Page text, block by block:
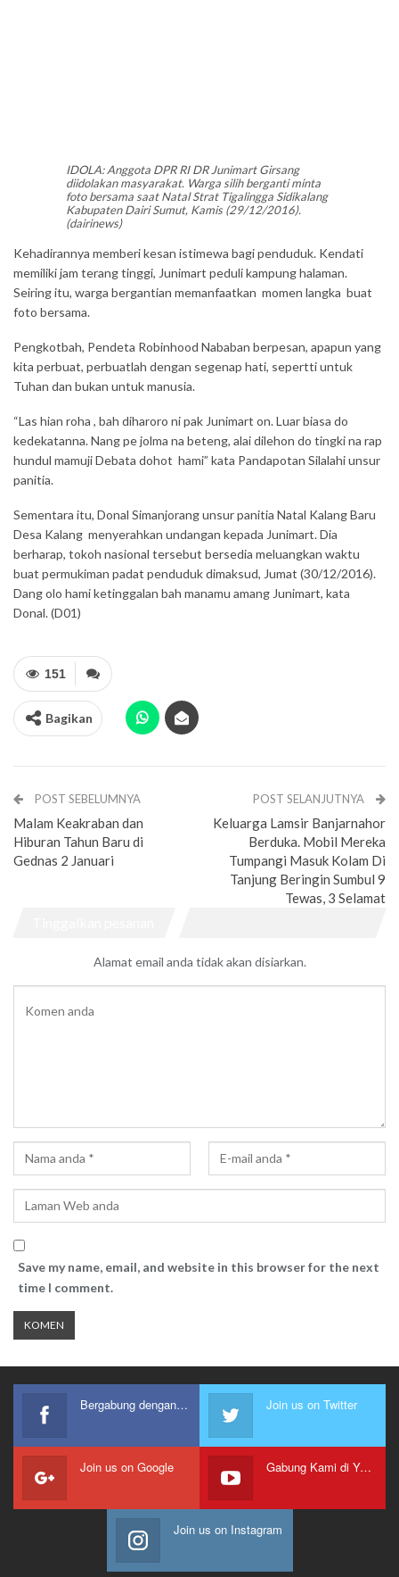
IDOLA: Anggota DPR RI DR Junimart Girsang
diidolakan masyarakat. Warga silih berganti minta
foto bersama saat Natal Strat Tigalingga Sidikalang
Kabupaten Dairi Sumut, Kamis (29/12/2016).
(dairinews)
Kehadirannya memberi kesan istimewa bagi penduduk. Kendati
memiliki jam terang tinggi, Junimart peduli kampung halaman.
Seiring itu, warga bergantian memanfaatkan momen langka buat
foto bersama.
Pengkotbah, Pendeta Robinhood Nababan berpesan, apapun yang
kita perbuat, perbuatlah dengan segenap hati, sepertti untuk
Tuhan dan bukan untuk manusia.
“Las hian roha , bah diharoro ni pak Junimart on. Luar biasa do
kedekatanna. Nang pe jolma na beteng, alai dilehon do tingki na rap
hundul mamuji Debata dohot hami” kata Pandapotan Silalahi unsur
panitia.
Sementara itu, Donal Simanjorang unsur panitia Natal Kalang Baru
Desa Kalang menyerahkan undangan kepada Junimart. Dia
berharap, tokoh nasional tersebut bersedia meluangkan waktu
buat permukiman padat penduduk dimaksud, Jumat (30/12/2016).
Dang olo hami ketinggalan bah manamu amang Junimart, kata
Donal. (D01)
151
Bagikan
POST SEBELUMNYA
Malam Keakraban dan
Hiburan Tahun Baru di
Gednas 2 Januari
POST SELANJUTNYA
Keluarga Lamsir Banjarnahor
Berduka. Mobil Mereka
Tumpangi Masuk Kolam Di
Tanjung Beringin Sumbul 9
Tewas, 3 Selamat
Alamat email anda tidak akan disiarkan.
Save my name, email, and website in this browser for the next
time I comment.
Bergabung dengan kami Join us on Twitter
Join us on Google Gabung Kami di Youtube
Join us on Instagram